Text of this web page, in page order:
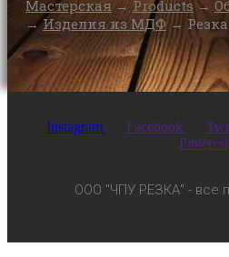
Мастерская → Products →
→Изделия из МДФ →
Instagram Facebook
Pinterest
ООО "ЧПУ РЕЗКА" - все